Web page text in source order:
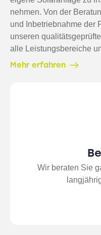
nehmen. Von der
und Inbetriebnahme der
unseren
alle Leistungsbereiche
Mehr erfahren
Wir beraten Sie